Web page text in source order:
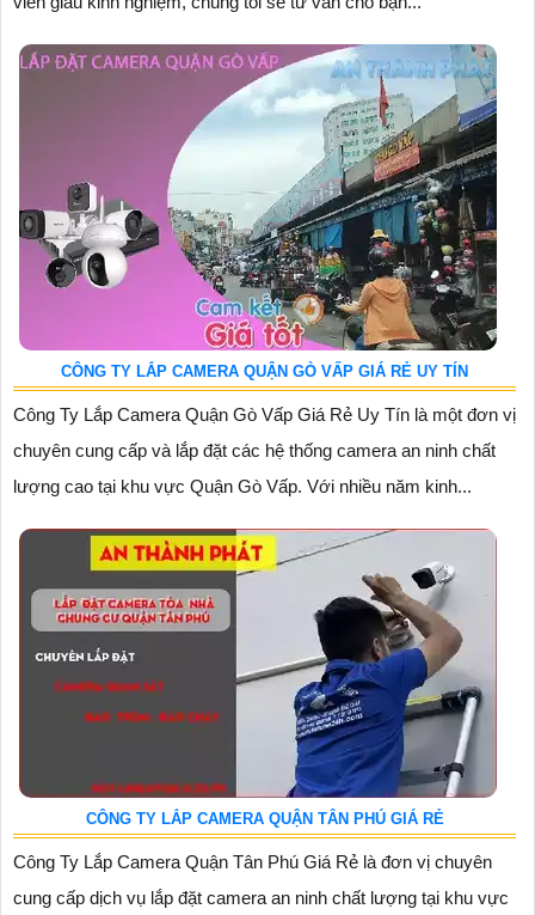
CÔNG TY LẮP CAMERA QUẬN GÒ VẤP GIÁ RẺ UY TÍN
Công Ty Lắp Camera Quận Gò Vấp Giá Rẻ Uy Tín là một đơn vị
chuyên cung cấp và lắp đặt các hệ thống camera an ninh chất
lượng cao tại khu vực Quận Gò Vấp. Với nhiều năm kinh...
CÔNG TY LẮP CAMERA QUẬN TÂN PHÚ GIÁ RẺ
Công Ty Lắp Camera Quận Tân Phú Giá Rẻ là đơn vị chuyên
cung cấp dịch vụ lắp đặt camera an ninh chất lượng tại khu vực